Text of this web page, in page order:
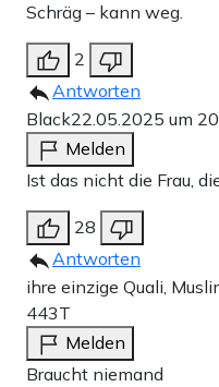
Schräg – kann weg.
2
Antworten
Black22.05.2025 um
Melden
Ist das nicht die Frau,
28
Antworten
ihre einzige Quali,
443T
Melden
Braucht niemand